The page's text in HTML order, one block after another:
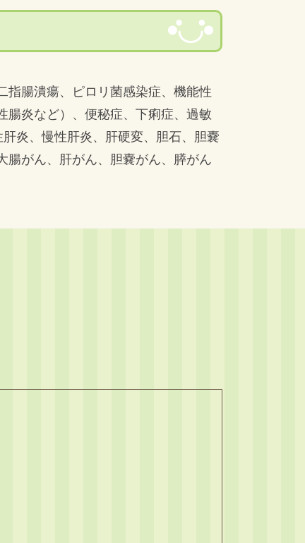
指腸潰瘍、ピロリ菌感染症、機能性
腸炎など）、便秘症、下痢症、過敏
炎、慢性肝炎、肝硬変、胆石、胆嚢
腸がん、肝がん、胆嚢がん、膵がん